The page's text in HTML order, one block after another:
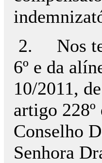
2. Nos
6º e da
10/2011,
artigo
Conselho
Senhora